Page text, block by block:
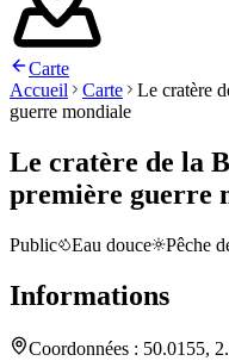
Carte
Accueil
Carte
Le cratère
guerre mondiale
Le cratère de la
première guerre
Public Eau douce Pêche
Informations
Coordonnées : 50.0155,